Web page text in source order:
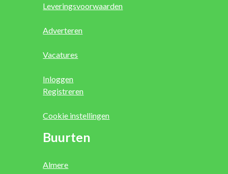
Leveringsvoorwaarden
Adverteren
Vacatures
Inloggen
Registreren
Cookie instellingen
Buurten
Almere